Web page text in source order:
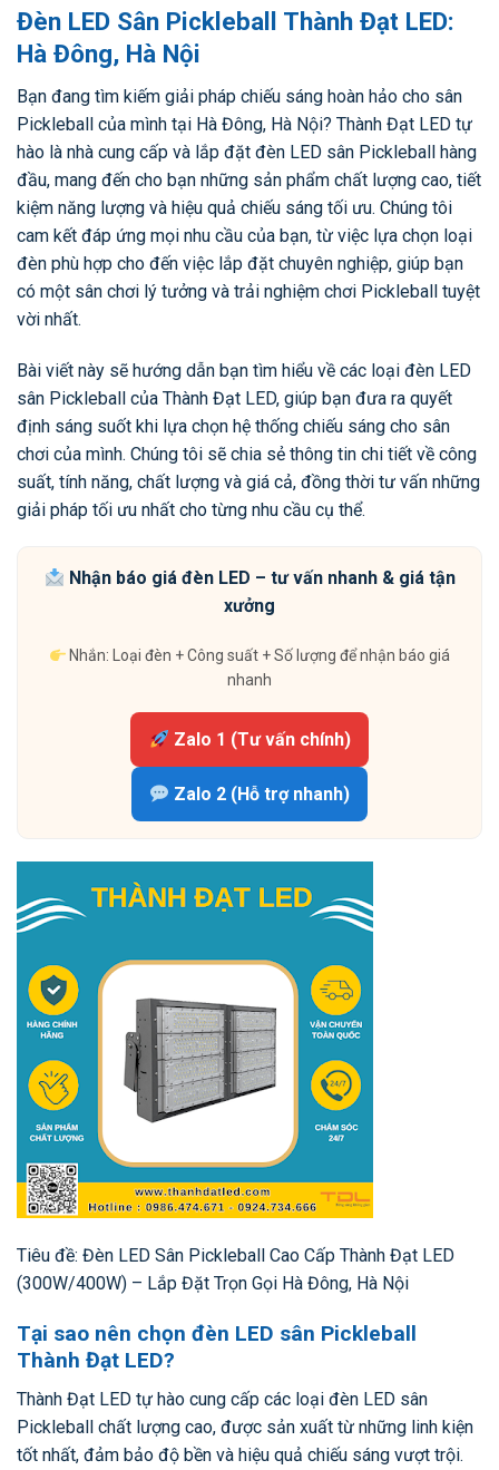
Đèn LED Sân Pickleball Thành Đạt LED:
Hà Đông, Hà Nội
Bạn đang tìm kiếm giải pháp chiếu sáng hoàn hảo cho sân
Pickleball của mình tại Hà Đông, Hà Nội? Thành Đạt LED tự
hào là nhà cung cấp và lắp đặt đèn LED sân Pickleball hàng
đầu, mang đến cho bạn những sản phẩm chất lượng cao, tiết
kiệm năng lượng và hiệu quả chiếu sáng tối ưu. Chúng tôi
cam kết đáp ứng mọi nhu cầu của bạn, từ việc lựa chọn loại
đèn phù hợp cho đến việc lắp đặt chuyên nghiệp, giúp bạn
có một sân chơi lý tưởng và trải nghiệm chơi Pickleball tuyệt
vời nhất.
Bài viết này sẽ hướng dẫn bạn tìm hiểu về các loại đèn LED
sân Pickleball của Thành Đạt LED, giúp bạn đưa ra quyết
định sáng suốt khi lựa chọn hệ thống chiếu sáng cho sân
chơi của mình. Chúng tôi sẽ chia sẻ thông tin chi tiết về công
suất, tính năng, chất lượng và giá cả, đồng thời tư vấn những
giải pháp tối ưu nhất cho từng nhu cầu cụ thể.
Nhận báo giá đèn LED – tư vấn nhanh & giá tận
xưởng
Nhắn: Loại đèn + Công suất + Số lượng để nhận báo giá
nhanh
Zalo 1 (Tư vấn chính)
Zalo 2 (Hỗ trợ nhanh)
Tiêu đề: Đèn LED Sân Pickleball Cao Cấp Thành Đạt LED
(300W/400W) – Lắp Đặt Trọn Gọi Hà Đông, Hà Nội
Tại sao nên chọn đèn LED sân Pickleball
Thành Đạt LED?
Thành Đạt LED tự hào cung cấp các loại đèn LED sân
Pickleball chất lượng cao, được sản xuất từ những linh kiện
tốt nhất, đảm bảo độ bền và hiệu quả chiếu sáng vượt trội.